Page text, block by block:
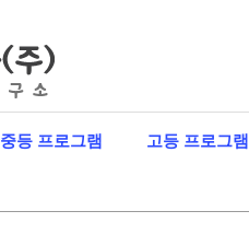
중등 프로그램 고등 프로그램